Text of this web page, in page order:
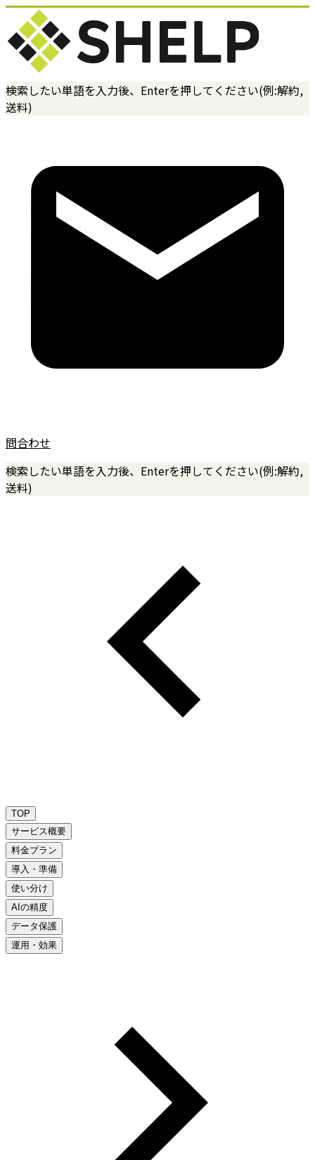
検索したい単語を入力後、Enterを押してください(例:解約,
送料)
問合わせ
検索したい単語を入力後、Enterを押してください(例:解約,
送料)
TOP
サービス概要
料金プラン
導入・準備
使い分け
AIの精度
データ保護
運用・効果